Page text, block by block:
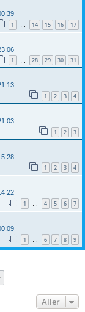
1 … 14 15 16 17
1 28 29 30 31
1 2 3 4
1 2 3
1 2 3 4
1 … 4 5 6 7
1 6 7 8 9
Aller